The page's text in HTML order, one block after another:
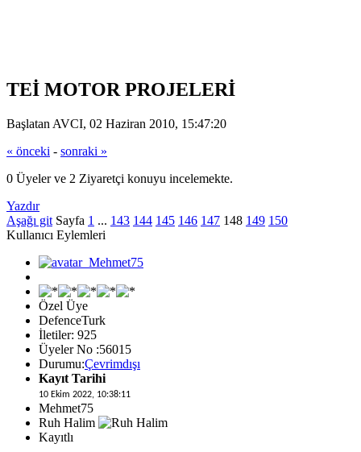
TEİ MOTOR PROJELERİ
Başlatan AVCI, 02 Haziran 2010, 15:47:20
« önceki - sonraki »
0 Üyeler ve 2 Ziyaretçi konuyu incelemekte.
Yazdır
Aşağı git Sayfa 1 ... 143 144 145 146 147 148 149 150
Kullanıcı Eylemleri
Özel Üye
DefenceTurk
İletiler: 925
Üyeler No :56015
Durumu:Çevrimdışı
Kayıt Tarihi
10 Ekim 2022, 10:38:11
Mehmet75
Ruh Halim
Kayıtlı